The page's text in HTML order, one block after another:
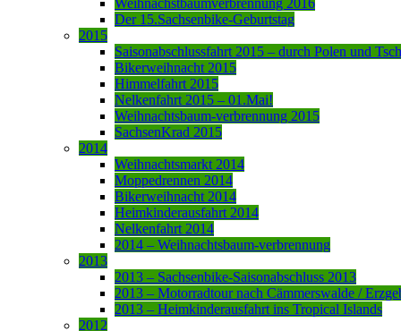
Der 15.Sachsenbike-Geburtstag
2015
Saisonabschlussfahrt 2015 – durch Polen und
Bikerweihnacht 2015
Himmelfahrt 2015
Nelkenfahrt 2015 – 01.Mai!
Weihnachtsbaum-verbrennung 2015
SachsenKrad 2015
2014
Weihnachtsmarkt 2014
Moppedrennen 2014
Bikerweihnacht 2014
Heimkinderausfahrt 2014
Nelkenfahrt 2014
2014 – Weihnachtsbaum-verbrennung
2013
2013 – Sachsenbike-Saisonabschluss 2013
2013 – Motorradtour nach Cämmerswalde /
2013 – Heimkinderausfahrt ins Tropical Islands
2012